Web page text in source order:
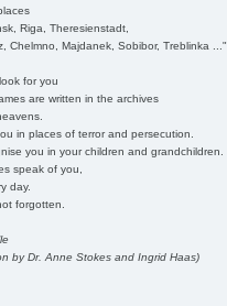
Riga, Theresienstadt,
Chelmno, Majdanek, Sobibor, Treblinka ..."
for you
are written in the archives
in places of terror and persecution.
you in your children and grandchildren.
speak of you,
forgotten.
by Dr. Anne Stokes and Ingrid Haas)